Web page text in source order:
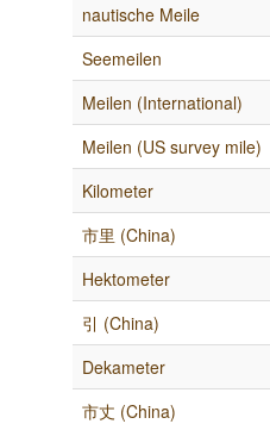
nautische Meile
Seemeilen
Meilen (International)
Meilen (US survey mile)
Kilometer
市里 (China)
Hektometer
引 (China)
Dekameter
市丈 (China)